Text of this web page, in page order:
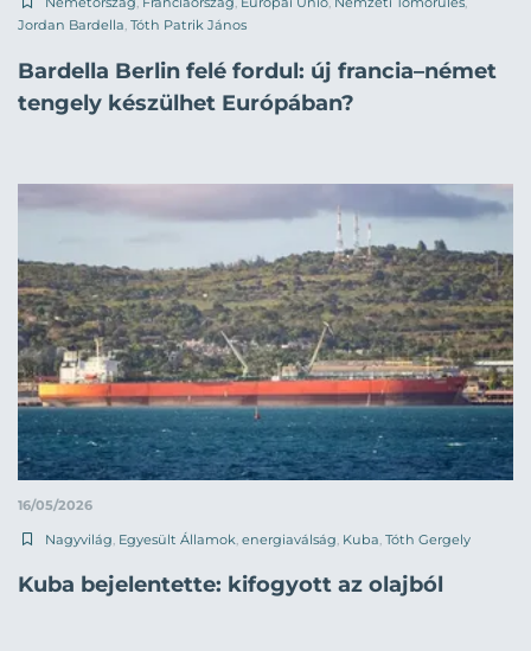
Jordan Bardella, Tóth Patrik János
Bardella Berlin felé fordul: új francia–német
tengely készülhet Európában?
16/05/2026
Nagyvilág Egyesült Államok energiaválság Kuba Tóth Gergely
Kuba bejelentette: kifogyott az olajból